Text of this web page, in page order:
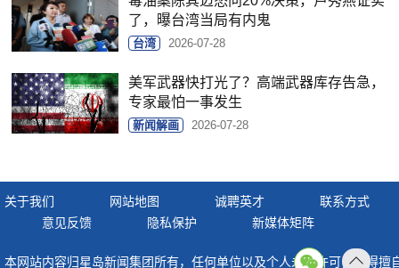
了，曝台湾当局有内鬼
台湾 2026-07-28
美军武器快打光了？高端武器库存告急，
专家最怕一事发生
新闻解画 2026-07-28
关于我们 网站地图 诚聘英才
联系方式
意见反馈
隐私保护 新媒体矩阵
本网站内容归星岛新闻集团所有，任何单位以及个人未经许可，不得擅